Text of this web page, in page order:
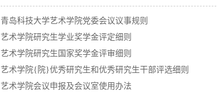
青岛科技大学艺术学院党委会议议事规则
艺术学院研究生学业奖学金评定细则
艺术学院研究生国家奖学金评审细则
艺术学院{院}优秀研究生和优秀研究生干部评选细则
艺术学院会议申报及会议室使用办法